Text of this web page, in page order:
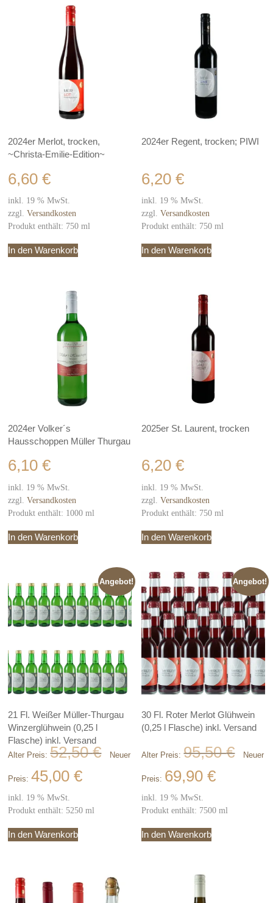
2024er Merlot, trocken,
~Christa-Emilie-Edition~
6,60€
inkl. 19 % MwSt.
zzgl.Versandkosten
Produkt enthält: 750ml
In den Warenkorb
2024er Regent, trocken; PIWI
6,20€
inkl. 19 % MwSt.
zzgl.Versandkosten
Produkt enthält: 750ml
In den Warenkorb
2024er Volker´s
Hausschoppen Müller Thurgau
6,10€
inkl. 19 % MwSt.
zzgl.Versandkosten
Produkt enthält: 1000ml
In den Warenkorb
2025er St. Laurent, trocken
6,20€
inkl. 19 % MwSt.
zzgl.Versandkosten
Produkt enthält: 750ml
In den Warenkorb
Angebot!
21 Fl. Weißer Müller-Thurgau
Winzerglühwein (0,25 l
Flasche) inkl. Versand
Alter Preis: 52,50€
Preis
Neuer
Preis: 45,00€Preis
inkl. 19 % MwSt.
Produkt enthält: 5250ml
In den Warenkorb
Angebot!
30 Fl. Roter Merlot Glühwein
(0,25 l Flasche) inkl. Versand
Alter Preis: 95,50€
Preis
Neuer
Preis: 69,90€Preis
inkl. 19 % MwSt.
Produkt enthält: 7500ml
In den Warenkorb